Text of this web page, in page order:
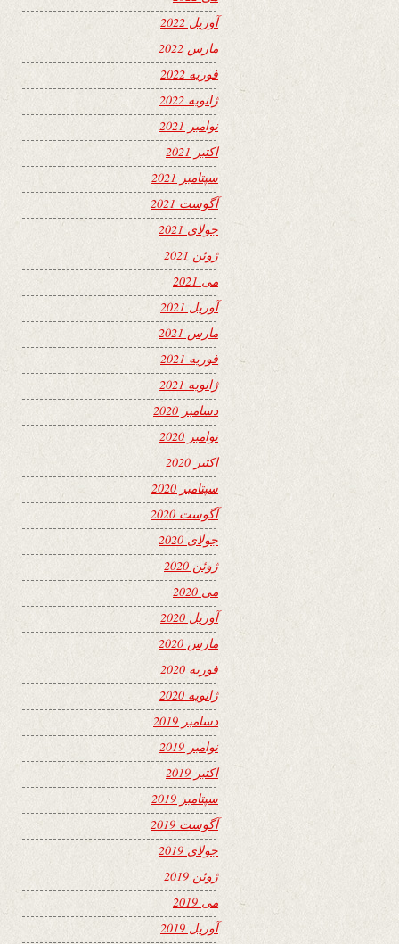
آوریل 2022
مارس 2022
فوریه 2022
ژانویه 2022
نوامبر 2021
اکتبر 2021
سپتامبر 2021
آگوست 2021
جولای 2021
ژوئن 2021
می 2021
آوریل 2021
مارس 2021
فوریه 2021
ژانویه 2021
دسامبر 2020
نوامبر 2020
اکتبر 2020
سپتامبر 2020
آگوست 2020
جولای 2020
ژوئن 2020
می 2020
آوریل 2020
مارس 2020
فوریه 2020
ژانویه 2020
دسامبر 2019
نوامبر 2019
اکتبر 2019
سپتامبر 2019
آگوست 2019
جولای 2019
ژوئن 2019
می 2019
آوریل 2019